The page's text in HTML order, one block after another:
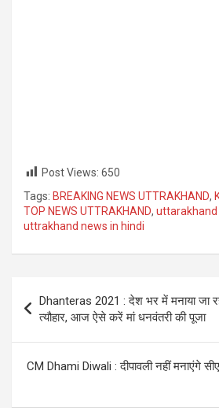
Post Views: 650
Tags: BREAKING NEWS UTTRAKHAND,
TOP NEWS UTTRAKHAND, uttarakhand
uttrakhand news in hindi
navigation
Dhanteras 2021 : देश भर में मनाया जा
त्यौहार, आज ऐसे करें मां धनवंतरी की पूजा
CM Dhami Diwali : दीपावली नहीं मनाएंगे